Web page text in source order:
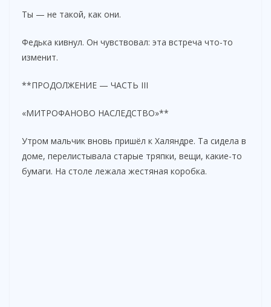
Ты — не такой, как они.
Федька кивнул. Он чувствовал: эта встреча что-то
изменит.
**ПРОДОЛЖЕНИЕ — ЧАСТЬ III
«МИТРОФАНОВО НАСЛЕДСТВО»**
Утром мальчик вновь пришёл к Халяндре. Та сидела в
доме, перелистывала старые тряпки, вещи, какие-то
бумаги. На столе лежала жестяная коробка.